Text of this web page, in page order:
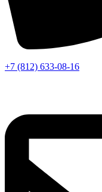
+7 (812) 633-08-16